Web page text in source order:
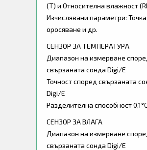
(T) и Относителна влажност
Изчислявани параметри:
оросяване и др.
СЕНЗОР ЗА ТЕМПЕРАТУРА
Диапазон на измерване
свързаната сонда Digi/E
Точност според свързаната
Digi/E
Разделителна способност 0,1°C
СЕНЗОР ЗА ВЛАГА
Диапазон на измерване
свързаната сонда Digi/E